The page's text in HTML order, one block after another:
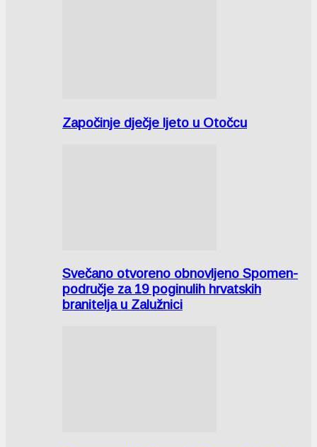
Započinje dječje ljeto u Otočcu
Svečano otvoreno obnovljeno Spomen-
područje za 19 poginulih hrvatskih
branitelja u Zalužnici